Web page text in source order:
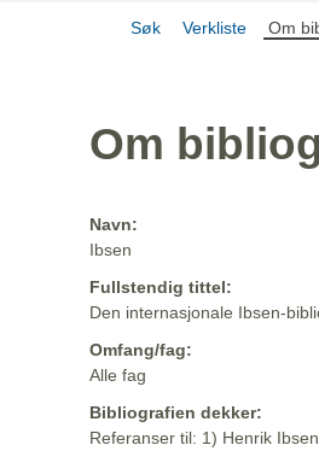
Søk Verkliste Om
Om
Navn:
Ibsen
Fullstendig tittel:
Den internasjonale Ibsen-
Omfang/fag:
Alle fag
Bibliografien dekker:
Referanser til: 1) Henrik